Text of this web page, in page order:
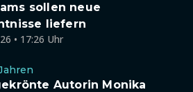
sollen neue
liefern
• 17:26 Uhr
Autorin Monika